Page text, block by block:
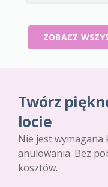
ZOBACZ
Twórz
locie
Nie jest
anulowania. Bez
kosztów.